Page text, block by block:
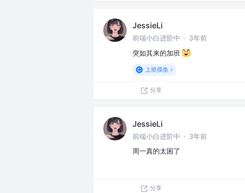
JessieLi
前端小白进阶中 · 3年前
突如其来的加班
上班摸鱼
分享
JessieLi
前端小白进阶中 · 3年前
周一真的太困了
分享